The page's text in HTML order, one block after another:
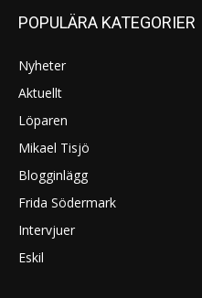
POPULÄRA KATEGORIER
Nyheter
Aktuellt
Löparen
Mikael Tisjö
Blogginlägg
Frida Södermark
Intervjuer
Eskil